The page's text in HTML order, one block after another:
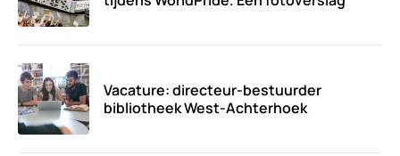
Vacature: directeur-bestuurder
bibliotheek West-Achterhoek